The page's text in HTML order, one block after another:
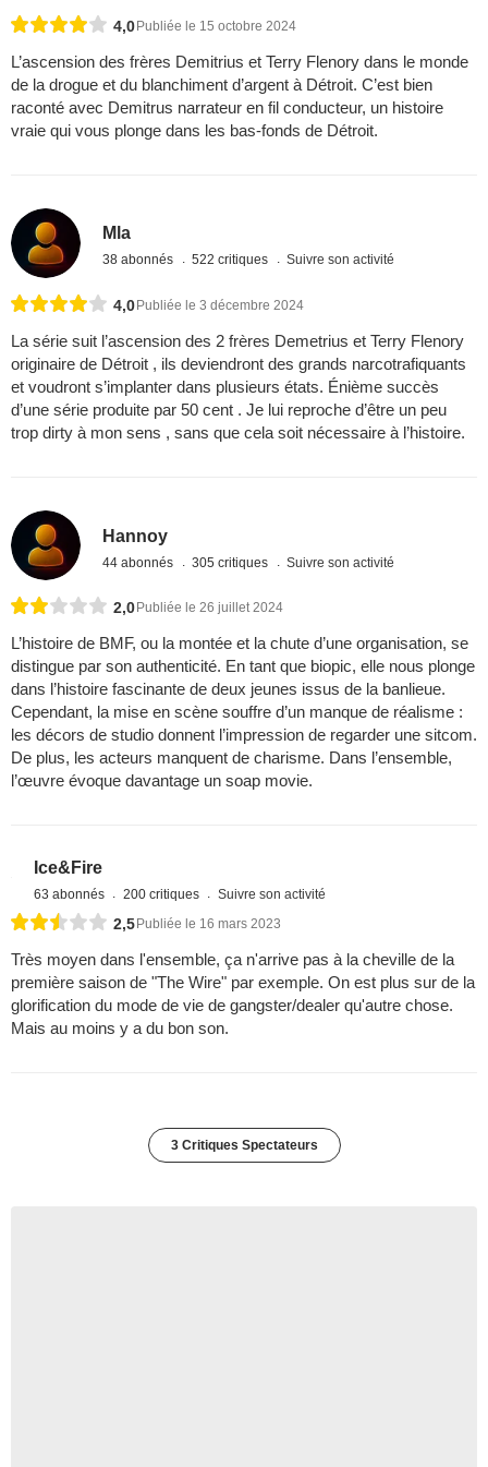
4,0Publiée le 15 octobre 2024
L’ascension des frères Demitrius et Terry Flenory dans le monde
de la drogue et du blanchiment d’argent à Détroit. C’est bien
raconté avec Demitrus narrateur en fil conducteur, un histoire
vraie qui vous plonge dans les bas-fonds de Détroit.
Mla
38 abonnés 522 critiques Suivre son activité
4,0 Publiée le 3 décembre 2024
La série suit l’ascension des 2 frères Demetrius et Terry Flenory
originaire de Détroit , ils deviendront des grands narcotrafiquants
et voudront s’implanter dans plusieurs états. Énième succès
d’une série produite par 50 cent . Je lui reproche d’être un peu
trop dirty à mon sens , sans que cela soit nécessaire à l’histoire.
Hannoy
44 abonnés 305 critiques Suivre son activité
2,0 Publiée le 26 juillet 2024
L’histoire de BMF, ou la montée et la chute d’une organisation, se
distingue par son authenticité. En tant que biopic, elle nous plonge
dans l’histoire fascinante de deux jeunes issus de la banlieue.
Cependant, la mise en scène souffre d’un manque de réalisme :
les décors de studio donnent l’impression de regarder une sitcom.
De plus, les acteurs manquent de charisme. Dans l’ensemble,
l’œuvre évoque davantage un soap movie.
Ice&Fire
63 abonnés 200 critiques Suivre son activité
2,5 Publiée le 16 mars 2023
Très moyen dans l'ensemble, ça n'arrive pas à la cheville de la
première saison de "The Wire" par exemple. On est plus sur de la
glorification du mode de vie de gangster/dealer qu'autre chose.
Mais au moins y a du bon son.
3 Critiques Spectateurs